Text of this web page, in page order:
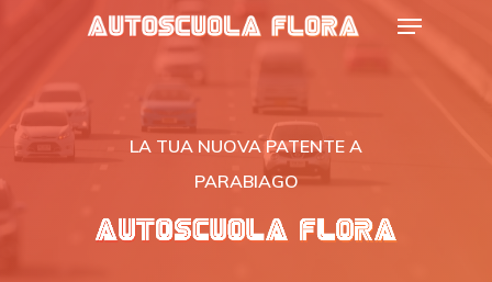
content
Menu
LA TUA NUOVA PATENTE A
PARABIAGO
Close